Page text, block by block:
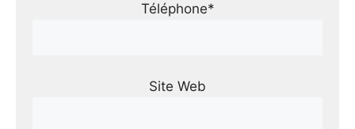
Téléphone*
Site Web